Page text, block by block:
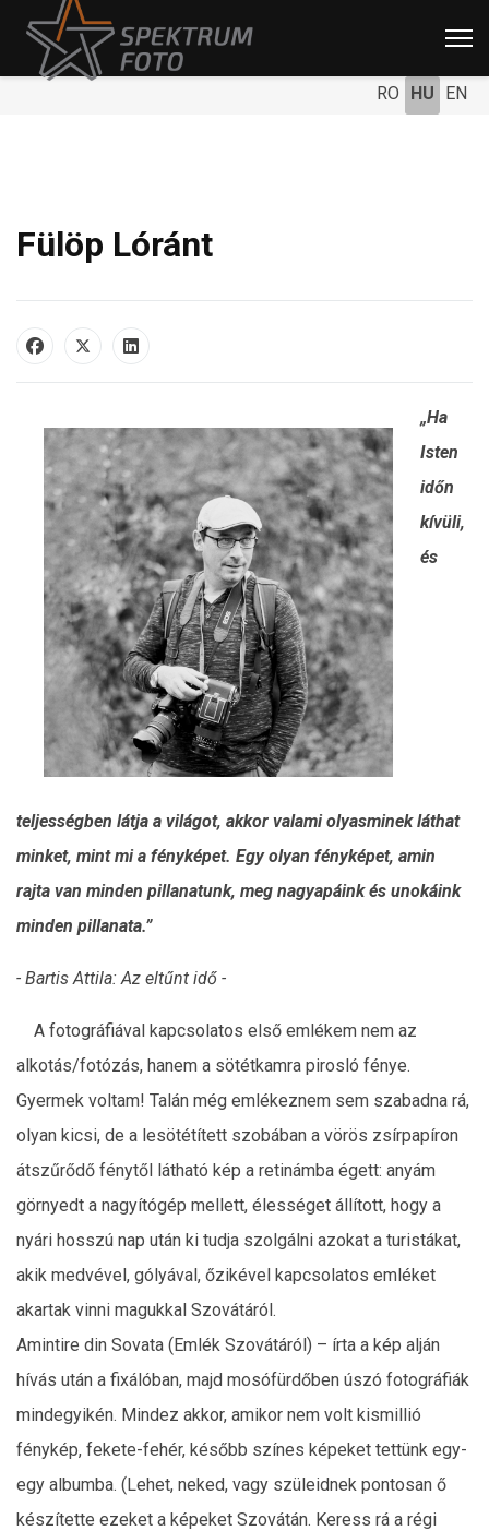
RO HU EN
Fülöp Lóránt
„Ha
Isten
időn
kívüli,
és
teljességben látja a világot, akkor valami olyasminek láthat
minket, mint mi a fényképet. Egy olyan fényképet, amin
rajta van minden pillanatunk, meg nagyapáink és unokáink
minden pillanata.”
- Bartis Attila: Az eltűnt idő -
A fotográfiával kapcsolatos első emlékem nem az
alkotás/fotózás, hanem a sötétkamra pirosló fénye.
Gyermek voltam! Talán még emlékeznem sem szabadna rá,
olyan kicsi, de a lesötétített szobában a vörös zsírpapíron
átszűrődő fénytől látható kép a retinámba égett: anyám
görnyedt a nagyítógép mellett, élességet állított, hogy a
nyári hosszú nap után ki tudja szolgálni azokat a turistákat,
akik medvével, gólyával, őzikével kapcsolatos emléket
akartak vinni magukkal Szovátáról.
Amintire din Sovata (Emlék Szovátáról) – írta a kép alján
hívás után a fixálóban, majd mosófürdőben úszó fotográfiák
mindegyikén. Mindez akkor, amikor nem volt kismillió
fénykép, fekete-fehér, később színes képeket tettünk egy-
egy albumba. (Lehet, neked, vagy szüleidnek pontosan ő
készítette ezeket a képeket Szovátán. Keress rá a régi